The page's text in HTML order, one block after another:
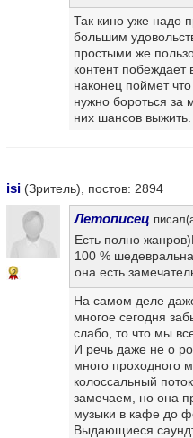
Так кино уже надо
большим
простыми же
контент
наконец поймет
нужно бороться за
них шансов выжить.
isi (Зритель), постов: 2894
2
Летописец
Есть полно
100 %
она есть
На самом деле
многое сегодня
слабо, то что мы
И речь даже не о
много проходного
колоссальный
замечаем, но она
музыки в кафе до
Выдающиеся